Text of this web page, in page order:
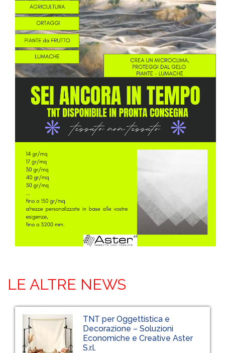
LE ALTRE NEWS
TNT per Oggettistica e
Decorazione – Soluzioni
Economiche e Creative Aster
S.r.l.